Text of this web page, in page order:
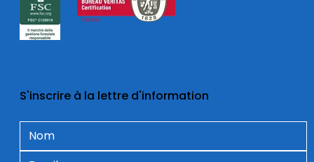
S'inscrire à la lettre d'information